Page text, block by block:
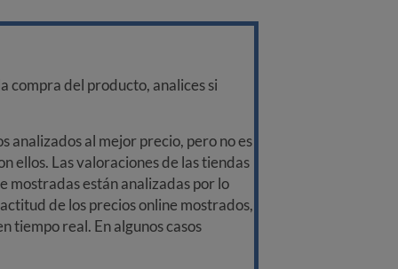
compra del producto, analices si
analizados al mejor precio, pero no es
ellos. Las valoraciones de las tiendas
mostradas están analizadas por lo
de los precios online mostrados,
tiempo real. En algunos casos